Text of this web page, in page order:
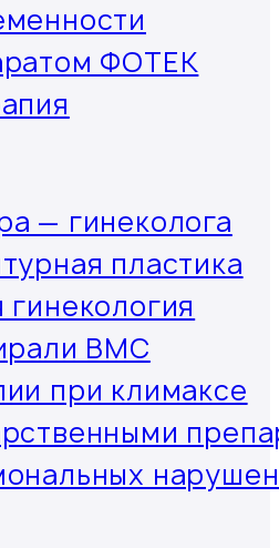
ФОТЕК
— гинеколога
пластика
ВМС
при климаксе